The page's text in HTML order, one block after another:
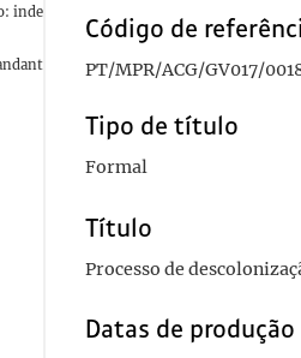
independência nacional está no rumo
Chefe das Forças Armadas em
Código de
PT/MPR/ACG/GV017/
Tipo de título
Formal
Título
Processo de
Datas de produção